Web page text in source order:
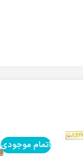
اتمام موجودی